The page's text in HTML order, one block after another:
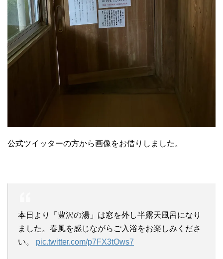
公式ツイッターの方から画像をお借りしました。
本日より「豊沢の湯」は窓を外し半露天風呂になり
ました。春風を感じながらご入浴をお楽しみくださ
い。 pic.twitter.com/p7FX3tOws7